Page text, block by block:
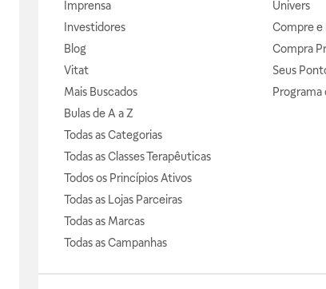
Imprensa
Investidores
Blog
Vitat
Mais Buscados
Bulas de A a Z
Todas as Categorias
Todas as Classes Terapêuticas
Todos os Princípios Ativos
Todas as Lojas Parceiras
Todas as Marcas
Todas as Campanhas
Univers
Compre e
Compra
Seus
Programa